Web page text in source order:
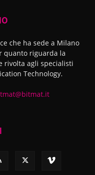
che ha sede a Milano
quanto riguarda la
rivolta agli specialisti
Technology.